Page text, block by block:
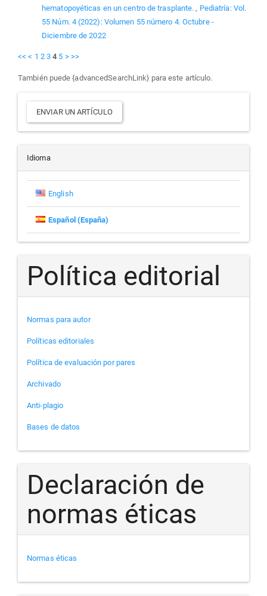
hematopoyéticas en un centro de trasplante., Pediatría: Vol.
55 Núm. 4 (2022): Volumen 55 número 4. Octubre -
Diciembre de 2022
<< < 1 2 3 4 5 > >>
También puede {advancedSearchLink} para este artículo.
Enviar
un
artículo
ENVIAR UN ARTÍCULO
Idioma
English
Español (España)
Política editorial
Normas para autor
Políticas editoriales
Política de evaluación por pares
Archivado
Anti-plagio
Bases de datos
Declaración de
normas éticas
Normas éticas